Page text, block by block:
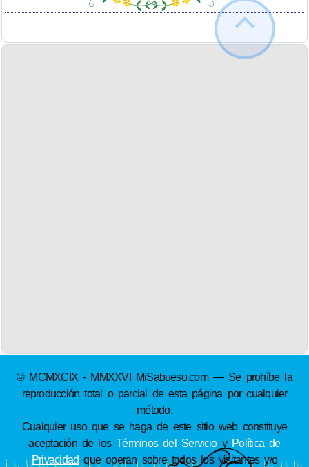
© MCMXCIX - MMXXVI MiSabueso.com — Se prohíbe la
reproducción total o parcial de esta página por cualquier
método.
Cualquier uso que se haga de este sitio web constituye
aceptación de losTérminos del Servicioy Política de
Privacidad que operan sobre todos los visitantes y/o